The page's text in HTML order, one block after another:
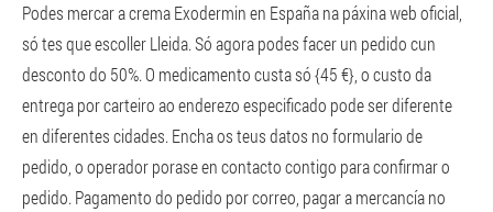
Podes mercar a crema Exodermin en España na páxina web oficial,
só tes que escoller Lleida. Só agora podes facer un pedido cun
desconto do 50%. O medicamento custa só {45 €}, o custo da
entrega por carteiro ao enderezo especificado pode ser diferente
en diferentes cidades. Encha os teus datos no formulario de
pedido, o operador porase en contacto contigo para confirmar o
pedido. Pagamento do pedido por correo, pagar a mercancía no